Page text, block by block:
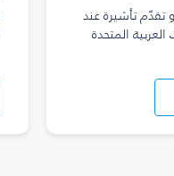
تقدّم تأشيرة عند
المتحدة